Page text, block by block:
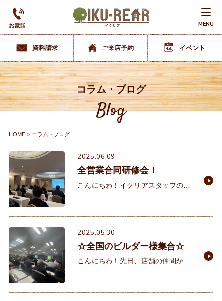
MENU
資料請求 ご来店予約 イベント
コラム・ブログ
Blog
HOME コラム・ブログ
2025.06.09
全営業合同研修会！
こんにちわ！イクリアスタッフの
講師には（株）日本住宅保証検査機
構様をお招きし、建物の
2025.05.30
☆全国のビルダー様集合☆
こんにちわ！先日、店舗の仲間から
て全国の業者様が集う会に行ってき